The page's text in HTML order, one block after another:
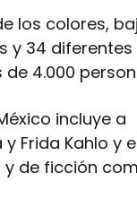
los colores,
y 34 diferentes
4.000
incluye a
Frida Kahlo y
y de ficción